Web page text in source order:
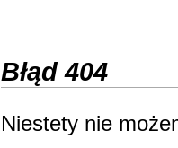
Błąd 404
Niestety nie